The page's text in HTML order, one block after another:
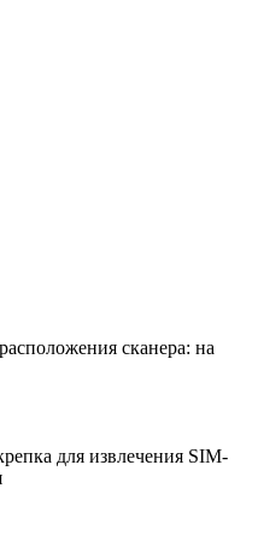
сканера: на
для извлечения SIM-